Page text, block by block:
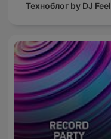
Техноблог by DJ Feel